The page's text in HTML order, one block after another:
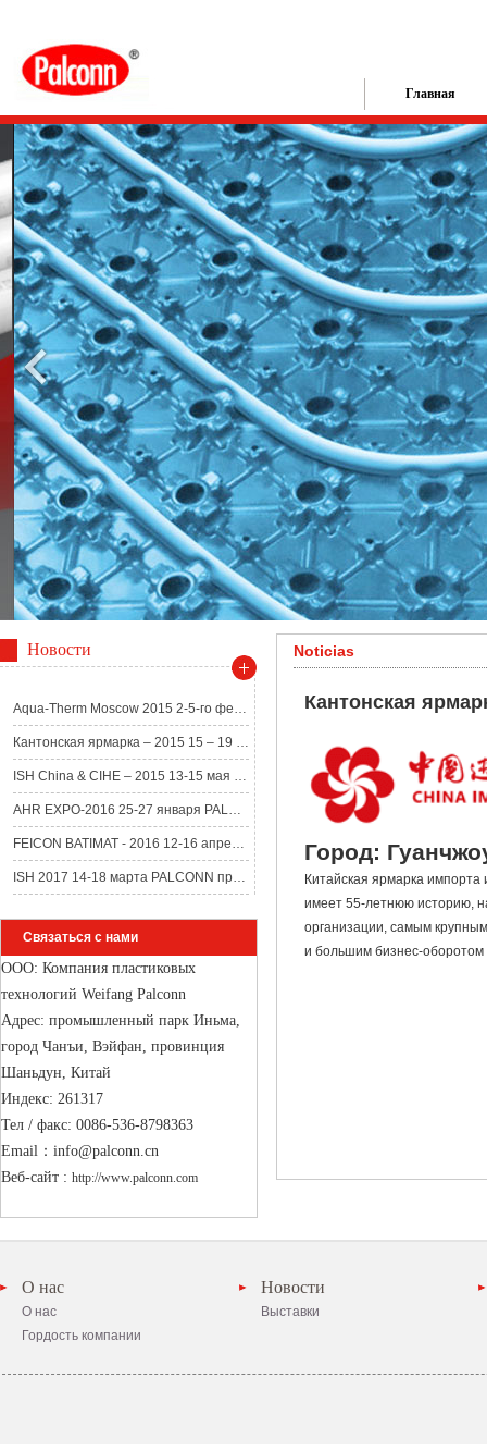
Главная
Новости
Aqua-Therm Moscow 2015 2-5-го февраля:...
Кантонская ярмарка – 2015 15 – 19 апре...
ISH China & CIHE – 2015 13-15 мая Сте...
AHR EXPO-2016 25-27 января PALCONN при...
FEICON BATIMAT - 2016 12-16 апреля PAL...
ISH 2017 14-18 марта PALCONN приглашае...
Связаться с нами
ООО: Компания пластиковых
технологий Weifang Palconn
Адрес: промышленный парк Иньма,
город Чанъи, Вэйфан, провинция
Шаньдун, Китай
Индекс: 261317
Тел / факс: 0086-536-8798363
Email：info@palconn.cn
Веб-сайт : http://www.palconn.com
Noticias
Кантонская
Город:
Китайская ярмарка импорта
имеет 55-летнюю историю,
организации, самым
и большим бизнес-оборотом
О нас
О нас
Гордость компании
Новости
Выставки